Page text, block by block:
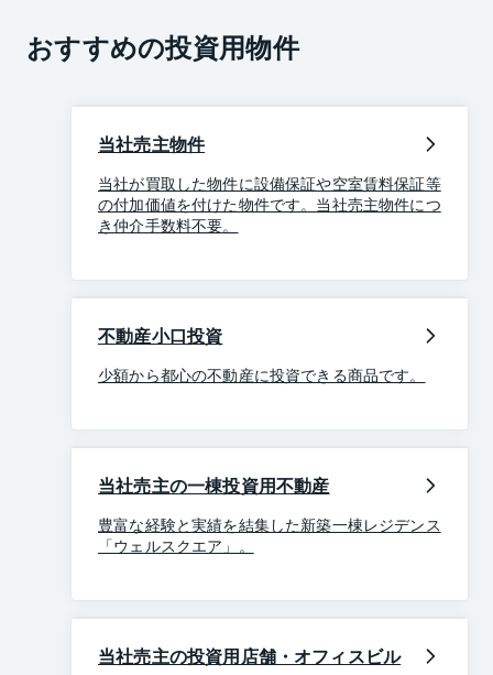
おすすめの投資用物件
当社売主物件
当社が買取した物件に設備保証や空室賃料保証等
の付加価値を付けた物件です。当社売主物件につ
き仲介手数料不要。
不動産小口投資
少額から都心の不動産に投資できる商品です。
当社売主の一棟投資用不動産
豊富な経験と実績を結集した新築一棟レジデンス
「ウェルスクエア」。
当社売主の投資用店舗・オフィスビル